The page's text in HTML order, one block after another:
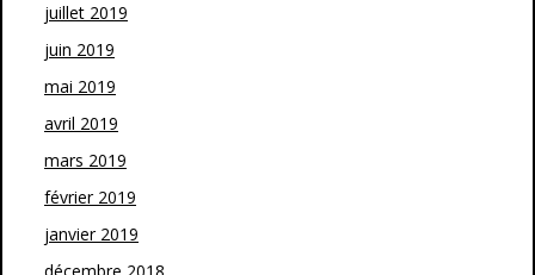
juillet 2019
juin 2019
mai 2019
avril 2019
mars 2019
février 2019
janvier 2019